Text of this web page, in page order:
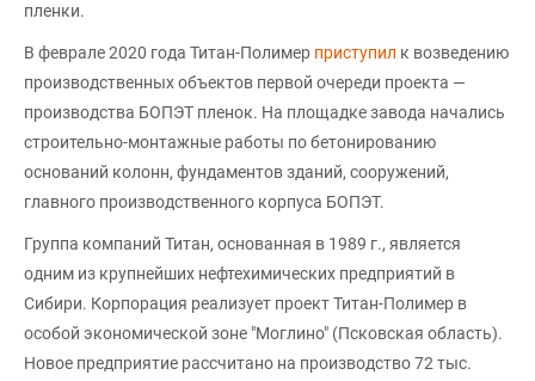
пленки.
В феврале 2020 года Титан-Полимер приступил к возведению
производственных объектов первой очереди проекта —
производства БОПЭТ пленок. На площадке завода начались
строительно-монтажные работы по бетонированию
оснований колонн, фундаментов зданий, сооружений,
главного производственного корпуса БОПЭТ.
Группа компаний Титан, основанная в 1989 г., является
одним из крупнейших нефтехимических предприятий в
Сибири. Корпорация реализует проект Титан-Полимер в
особой экономической зоне "Моглино" (Псковская область).
Новое предприятие рассчитано на производство 72 тыс.